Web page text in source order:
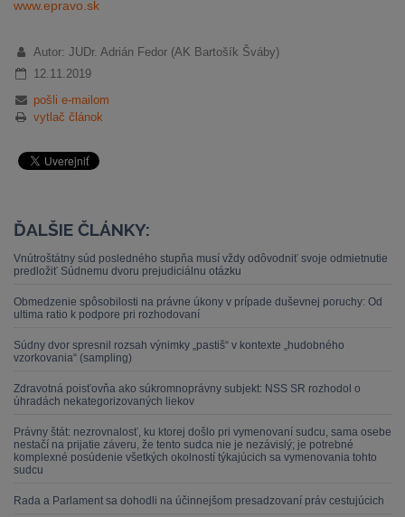
www.epravo.sk
Autor: JUDr. Adrián Fedor (AK Bartošík Šváby)
12.11.2019
pošli e-mailom
vytlač článok
ĎALŠIE ČLÁNKY:
Vnútroštátny súd posledného stupňa musí vždy odôvodniť svoje odmietnutie
predložiť Súdnemu dvoru prejudiciálnu otázku
Obmedzenie spôsobilosti na právne úkony v prípade duševnej poruchy: Od
ultima ratio k podpore pri rozhodovaní
Súdny dvor spresnil rozsah výnimky „pastiš“ v kontexte „hudobného
vzorkovania“ (sampling)
Zdravotná poisťovňa ako súkromnoprávny subjekt: NSS SR rozhodol o
úhradách nekategorizovaných liekov
Právny štát: nezrovnalosť, ku ktorej došlo pri vymenovaní sudcu, sama osebe
nestačí na prijatie záveru, že tento sudca nie je nezávislý; je potrebné
komplexné posúdenie všetkých okolností týkajúcich sa vymenovania tohto
sudcu
Rada a Parlament sa dohodli na účinnejšom presadzovaní práv cestujúcich